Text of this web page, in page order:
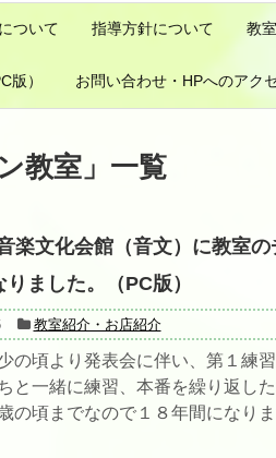
ついて 指導方針について 教
版） お問い合わせ・HPへのアク
教室 」 一覧
楽文化会館（音文）に教室
ました。（PC版）
教室紹介・お店紹介
の頃より発表会に伴い、第１練
と一緒に練習、本番を繰り返し
の頃までなので１８年間になりま